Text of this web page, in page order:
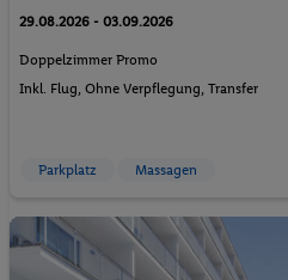
29.08.2026 - 03.09.2026
Doppelzimmer Promo
Inkl. Flug, Ohne Verpflegung , Transfer
Parkplatz Massagen